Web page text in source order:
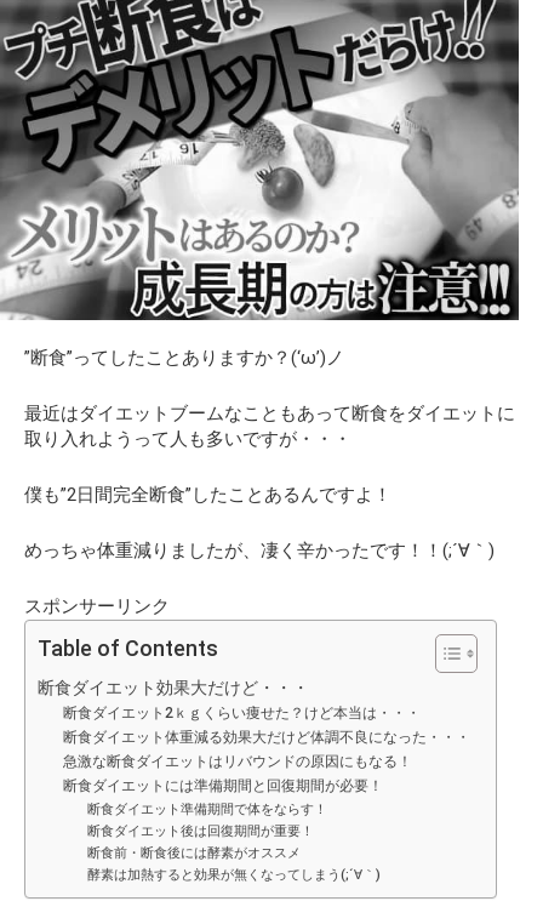
”断食”ってしたことありますか？(‘ω’)ノ
最近はダイエットブームなこともあって断食をダイエットに
取り入れようって人も多いですが・・・
僕も”2日間完全断食”したことあるんですよ！
めっちゃ体重減りましたが、凄く辛かったです！！(;´∀｀)
スポンサーリンク
Table of Contents
断食ダイエット効果大だけど・・・
断食ダイエット2ｋｇくらい痩せた？けど本当は・・・
断食ダイエット体重減る効果大だけど体調不良になった・・・
急激な断食ダイエットはリバウンドの原因にもなる！
断食ダイエットには準備期間と回復期間が必要！
断食ダイエット準備期間で体をならす！
断食ダイエット後は回復期間が重要！
断食前・断食後には酵素がオススメ
酵素は加熱すると効果が無くなってしまう(;´∀｀)